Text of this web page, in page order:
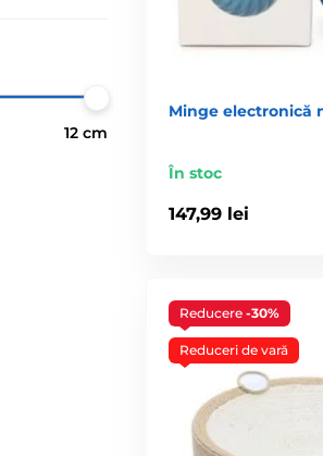
12 cm
Minge electronică
În stoc
147,99 lei
Reducere -30%
Reduceri de vară